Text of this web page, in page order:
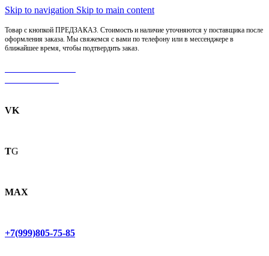
Skip to navigation Skip to main content
Товар с кнопкой ПРЕДЗАКАЗ. Стоимость и наличие уточняются у поставщика после
оформления заказа. Мы свяжемся с вами по телефону или в мессенджере в
ближайшее время, чтобы подтвердить заказ.
VK
TG
MAX
+7(999)805-75-85